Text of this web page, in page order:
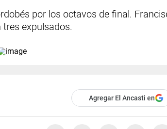
por los octavos de final.
expulsados.
Agregar El Ancasti en